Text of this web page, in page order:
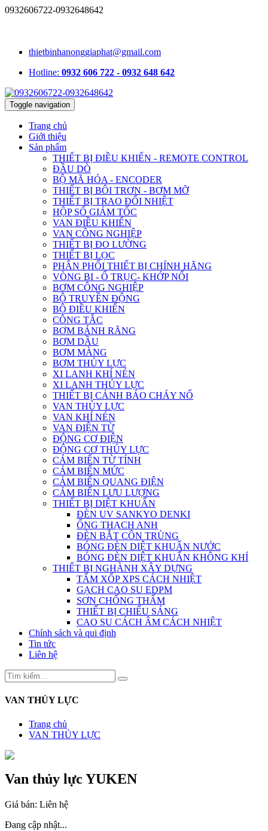
0932606722-0932648642
thietbinhanonggiaphat@gmail.com
Hotline: 0932 606 722 - 0932 648 642
Toggle navigation
Trang chủ
Giới thiệu
Sản phẩm
THIẾT BỊ ĐIỀU KHIỂN - REMOTE CONTROL
ĐẦU DÒ
BỘ MÃ HÓA - ENCODER
THIẾT BỊ BÔI TRƠN - BƠM MỠ
THIẾT BỊ TRAO ĐỔI NHIỆT
HỘP SỐ GIẢM TỐC
VAN ĐIỀU KHIỂN
VAN CÔNG NGHIỆP
THIẾT BỊ ĐO LƯỜNG
THIẾT BỊ LỌC
PHÂN PHỐI THIẾT BỊ CHÍNH HÃNG
VÒNG BI - Ổ TRỤC- KHỚP NỐI
BƠM CÔNG NGHIỆP
BỘ TRUYỀN ĐỘNG
BỘ ĐIỀU KHIỂN
CÔNG TẮC
BƠM BÁNH RĂNG
BƠM DẦU
BƠM MÀNG
BƠM THỦY LỰC
XI LANH KHÍ NÉN
XI LANH THỦY LỰC
THIẾT BỊ CẢNH BÁO CHÁY NỔ
VAN THỦY LỰC
VAN KHÍ NÉN
VAN ĐIỆN TỪ
ĐỘNG CƠ ĐIỆN
ĐỘNG CƠ THỦY LỰC
CẢM BIẾN TỪ TÍNH
CẢM BIẾN MỨC
CẢM BIẾN QUANG ĐIỆN
CẢM BIẾN LƯU LƯỢNG
THIẾT BỊ DIỆT KHUẨN
ĐÈN UV SANKYO DENKI
ỐNG THẠCH ANH
ĐÈN BẮT CÔN TRÙNG
BÓNG ĐÈN DIỆT KHUẨN NƯỚC
BÓNG ĐÈN DIỆT KHUẨN KHÔNG KHÍ
THIẾT BỊ NGHÀNH XÂY DỰNG
TẤM XỐP XPS CÁCH NHIỆT
GẠCH CAO SU EDPM
SƠN CHỐNG THẤM
THIẾT BỊ CHIẾU SÁNG
CAO SU CÁCH ÂM CÁCH NHIỆT
Chính sách và qui định
Tin tức
Liên hệ
VAN THỦY LỰC
Trang chủ
VAN THỦY LỰC
Van thủy lực YUKEN
Giá bán: Liên hệ
Đang cập nhật...